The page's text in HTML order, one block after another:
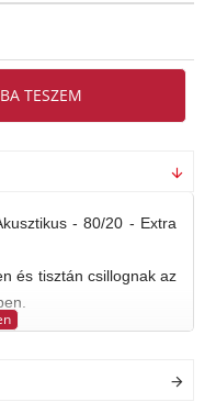
TESZEM
- 80/20 - Extra
és tisztán csillognak az